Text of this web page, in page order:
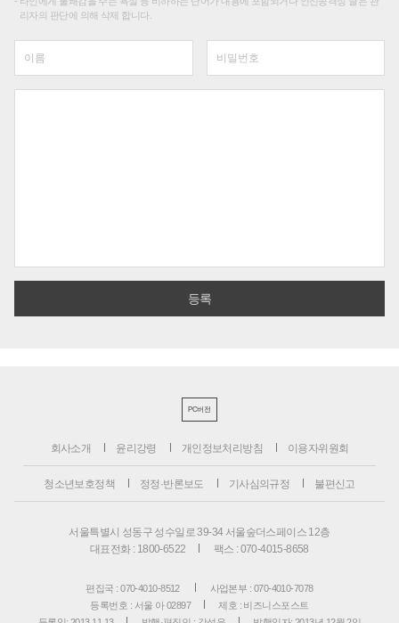
리자의 판단에 의해 삭제 합니다.
PC버전
회사소개 윤리강령 개인정보처리방침 이용자위원회
청소년보호정책 정정·반론보도 기사심의규정 불편신고
서울특별시 성동구 성수일로 39-34 서울숲더스페이스 12층
대표전화 : 1800-6522
팩스 : 070-4015-8658
편집국 : 070-4010-8512
사업본부 : 070-4010-7078
등록번호 : 서울 아 02897
제호 : 비즈니스포스트